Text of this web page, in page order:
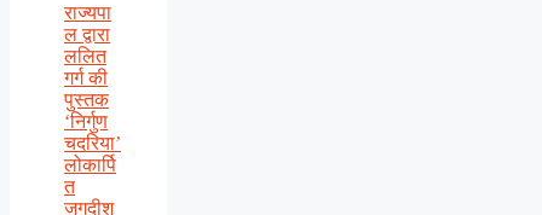
राज्यपा
ल द्वारा
ललित
गर्ग की
पुस्तक
‘निर्गुण
चदरिया’
लोकार्पि
त
जगदीश